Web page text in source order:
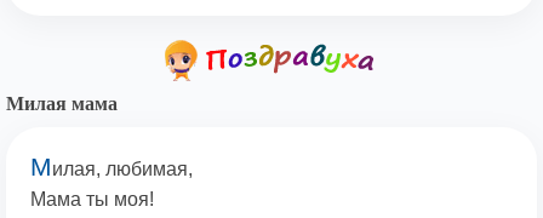
Милая мама
Милая, любимая,
Мама ты моя!